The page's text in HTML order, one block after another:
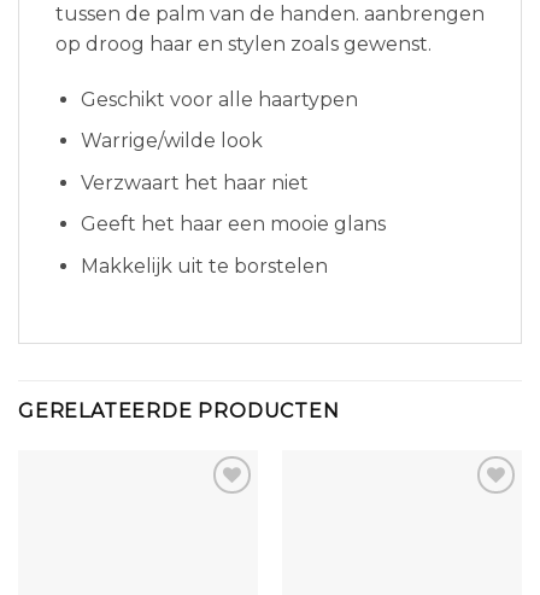
tussen de palm van de handen. aanbrengen
op droog haar en stylen zoals gewenst.
Geschikt voor alle haartypen
Warrige/wilde look
Verzwaart het haar niet
Geeft het haar een mooie glans
Makkelijk uit te borstelen
GERELATEERDE PRODUCTEN